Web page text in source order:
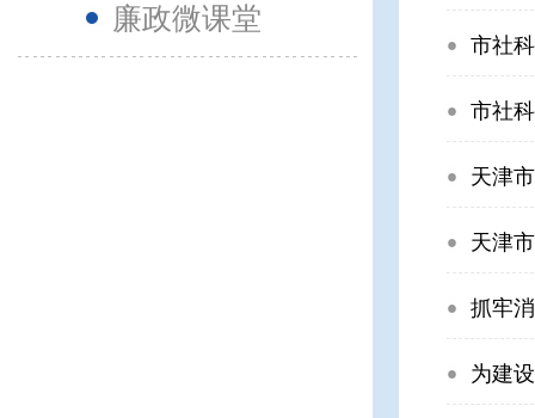
廉政微课堂
市社
市社
天津
天津
抓牢
为建